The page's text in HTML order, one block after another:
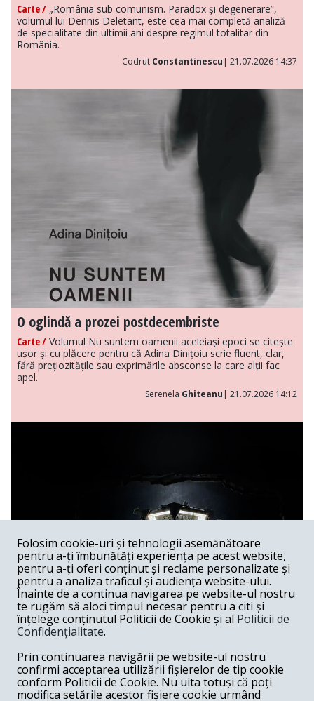
Carte / „România sub comunism. Paradox și degenerare”,
volumul lui Dennis Deletant, este cea mai completă analiză
de specialitate din ultimii ani despre regimul totalitar din
România.
Codrut Constantinescu | 21.07.2026 14:37
O oglindă a prozei postdecembriste
Carte / Volumul Nu suntem oamenii aceleiași epoci se citește
ușor și cu plăcere pentru că Adina Dinițoiu scrie fluent, clar,
fără prețiozitățile sau exprimările absconse la care alții fac
apel.
Serenela Ghiteanu | 21.07.2026 14:12
Lakmé al lui Andrei Șerban
Spectacol /Spectacolele lui Andrei Șerban au, în feluri extrem
de diferite, capacitatea de a sugera că Graalul există —
undeva, dincolo de gest, de muzică, de imagine —, dar că el
Folosim cookie-uri și tehnologii asemănătoare
pentru a-ți îmbunătăți experiența pe acest website,
pentru a-ți oferi conținut și reclame personalizate și
pentru a analiza traficul și audiența website-ului.
Înainte de a continua navigarea pe website-ul nostru
te rugăm să aloci timpul necesar pentru a citi și
înțelege conținutul Politicii de Cookie și al Politicii de
Confidențialitate.
Prin continuarea navigării pe website-ul nostru
confirmi acceptarea utilizării fișierelor de tip cookie
conform Politicii de Cookie. Nu uita totuși că poți
modifica setările acestor fișiere cookie urmând